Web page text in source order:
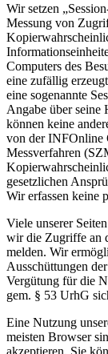
Wir setzen
Messung von
Computers des
eine zufällig
eine sogenannte
Angabe über seine
können keine
von der INFOnline
Messverfahren
gesetzlichen
Wir erfassen keine
Viele unserer
wir die Zugriffe an
melden. Wir
Ausschüttungen
Vergütung für die
gem. § 53 UrhG
Eine Nutzung
meisten Browser
akzeptieren. Sie